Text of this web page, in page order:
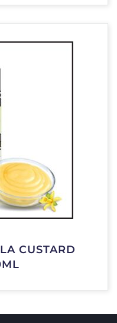
CUSTARD